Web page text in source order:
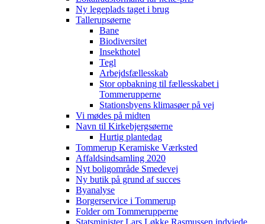
Ny legeplads taget i brug
Tallerupsøerne
Bane
Biodiversitet
Insekthotel
Tegl
Arbejdsfællesskab
Stor opbakning til fællesskabet i
Tommerupperne
Stationsbyens klimasøer på vej
Vi mødes på midten
Navn til Kirkebjergsøerne
Hurtig plantedag
Tommerup Keramiske Værksted
Affaldsindsamling 2020
Nyt boligområde Smedevej
Ny butik på grund af succes
Byanalyse
Borgerservice i Tommerup
Folder om Tommerupperne
Statsminister Lars Løkke Rasmussen indviede